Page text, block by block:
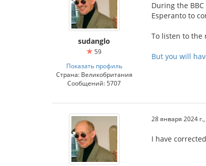
sudanglo
59
Показать профиль
Страна: Великобритания
Сообщений: 5707
During the
Esperanto to
To listen to the
But you will
28 января 2024
I have